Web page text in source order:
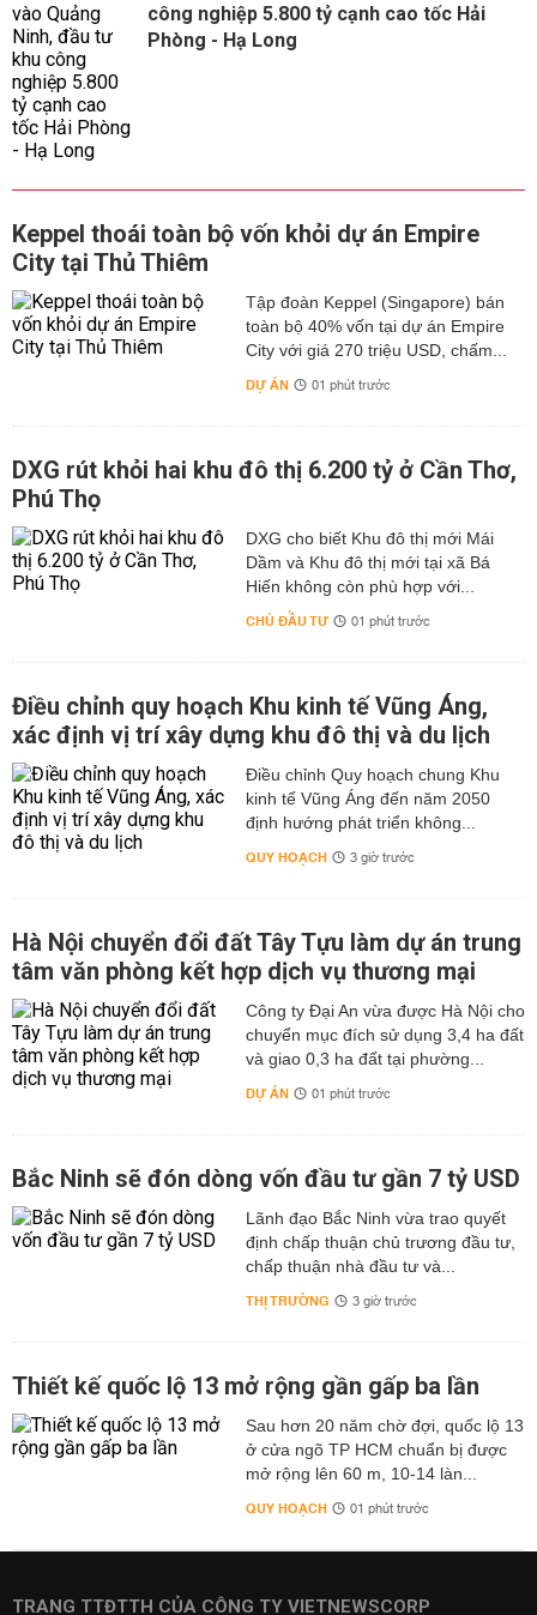
công nghiệp 5.800 tỷ cạnh cao tốc Hải
Phòng - Hạ Long
Keppel thoái toàn bộ vốn khỏi dự án Empire
City tại Thủ Thiêm
Tập đoàn Keppel (Singapore) bán
toàn bộ 40% vốn tại dự án Empire
City với giá 270 triệu USD, chấm...
DỰ ÁN 01 phút trước
DXG rút khỏi hai khu đô thị 6.200 tỷ ở Cần Thơ,
Phú Thọ
DXG cho biết Khu đô thị mới Mái
Dầm và Khu đô thị mới tại xã Bá
Hiến không còn phù hợp với...
CHỦ ĐẦU TƯ 01 phút trước
Điều chỉnh quy hoạch Khu kinh tế Vũng Áng,
xác định vị trí xây dựng khu đô thị và du lịch
Điều chỉnh Quy hoạch chung Khu
kinh tế Vũng Áng đến năm 2050
định hướng phát triển không...
QUY HOẠCH 3 giờ trước
Hà Nội chuyển đổi đất Tây Tựu làm dự án trung
tâm văn phòng kết hợp dịch vụ thương mại
Công ty Đại An vừa được Hà Nội cho
chuyển mục đích sử dụng 3,4 ha đất
và giao 0,3 ha đất tại phường...
DỰ ÁN 01 phút trước
Bắc Ninh sẽ đón dòng vốn đầu tư gần 7 tỷ USD
Lãnh đạo Bắc Ninh vừa trao quyết
định chấp thuận chủ trương đầu tư,
chấp thuận nhà đầu tư và...
THỊ TRƯỜNG 3 giờ trước
Thiết kế quốc lộ 13 mở rộng gần gấp ba lần
Sau hơn 20 năm chờ đợi, quốc lộ 13
ở cửa ngõ TP HCM chuẩn bị được
mở rộng lên 60 m, 10-14 làn...
QUY HOẠCH 01 phút trước
TRANG TTĐTTH CỦA CÔNG TY VIETNEWSCORP